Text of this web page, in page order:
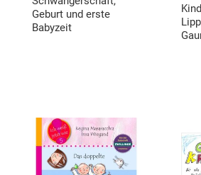
Geburt und erste
Babyzeit